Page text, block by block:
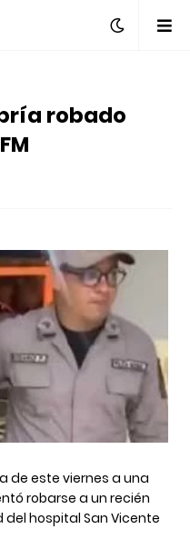
robado
de este viernes a una
robarse a un recién
hospital San Vicente